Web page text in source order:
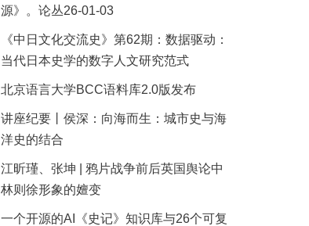
源》。论丛26-01-03
《中日文化交流史》第62期：数据驱动：
当代日本史学的数字人文研究范式
北京语言大学BCC语料库2.0版发布
讲座纪要丨侯深：向海而生：城市史与海
洋史的结合
江昕瑾、张坤 | 鸦片战争前后英国舆论中
林则徐形象的嬗变
一个开源的AI《史记》知识库与26个可复